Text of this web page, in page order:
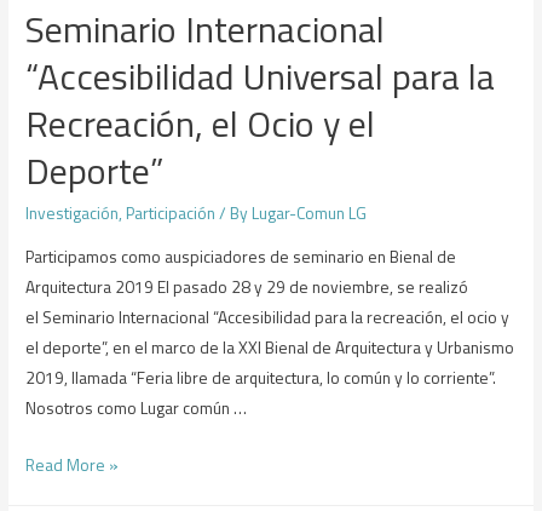
Seminario Internacional
“Accesibilidad Universal para la
Recreación, el Ocio y el
Deporte”
Investigación, Participación / By Lugar-Comun LG
Participamos como auspiciadores de seminario en Bienal de
Arquitectura 2019 El pasado 28 y 29 de noviembre, se realizó
el Seminario Internacional “Accesibilidad para la recreación, el ocio y
el deporte”, en el marco de la XXI Bienal de Arquitectura y Urbanismo
2019, llamada “Feria libre de arquitectura, lo común y lo corriente”.
Nosotros como Lugar común …
Read More »